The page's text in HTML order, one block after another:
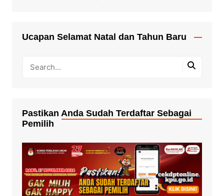
Ucapan Selamat Natal dan Tahun Baru
Pastikan Anda Sudah Terdaftar Sebagai
Pemilih